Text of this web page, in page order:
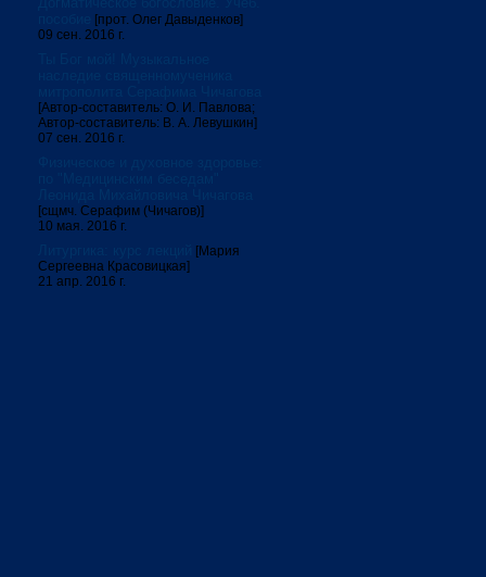
[прот. Олег Давыденков]
09 сен. 2016 г.
[Автор-составитель: О. И. Павлова;
Автор-составитель: В. А. Левушкин]
07 сен. 2016 г.
[сщмч. Серафим (Чичагов)]
10 мая. 2016 г.
[Мария
Сергеевна Красовицкая]
21 апр. 2016 г.